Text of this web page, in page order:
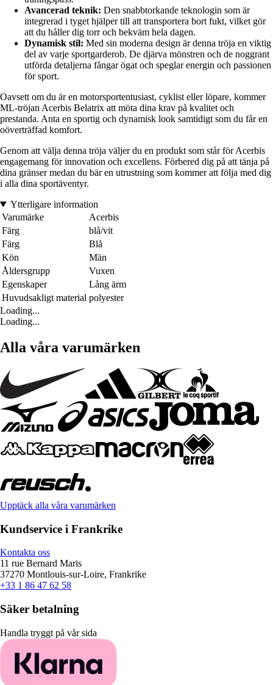
Avancerad teknik: Den snabbtorkande teknologin som är
integrerad i tyget hjälper till att transportera bort fukt, vilket gör
att du håller dig torr och bekväm hela dagen.
Dynamisk stil: Med sin moderna design är denna tröja en viktig
del av varje sportgarderob. De djärva mönstren och de noggrant
utförda detaljerna fångar ögat och speglar energin och passionen
för sport.
Oavsett om du är en motorsportentusiast, cyklist eller löpare, kommer
ML-tröjan Acerbis Belatrix att möta dina krav på kvalitet och
prestanda. Anta en sportig och dynamisk look samtidigt som du får en
oöverträffad komfort.
Genom att välja denna tröja väljer du en produkt som står för Acerbis
engagemang för innovation och excellens. Förbered dig på att tänja på
dina gränser medan du bär en utrustning som kommer att följa med dig
i alla dina sportäventyr.
Ytterligare information
Varumärke
Acerbis
Färg
blå/vit
Färg
Blå
Kön
Män
Åldersgrupp
Vuxen
Egenskaper
Lång ärm
Huvudsakligt material polyester
Loading...
Loading...
Alla våra varumärken
Upptäck alla våra varumärken
Kundservice i Frankrike
Kontakta oss
11 rue Bernard Maris
37270 Montlouis-sur-Loire, Frankrike
+33 1 86 47 62 58
Säker betalning
Handla tryggt på vår sida